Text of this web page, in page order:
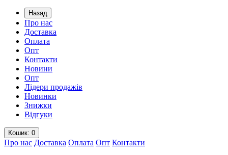
Назад
Про нас
Доставка
Оплата
Опт
Контакти
Новини
Опт
Лідери продажів
Новинки
Знижки
Відгуки
Кошик: 0
Про нас Доставка Оплата Опт Контакти